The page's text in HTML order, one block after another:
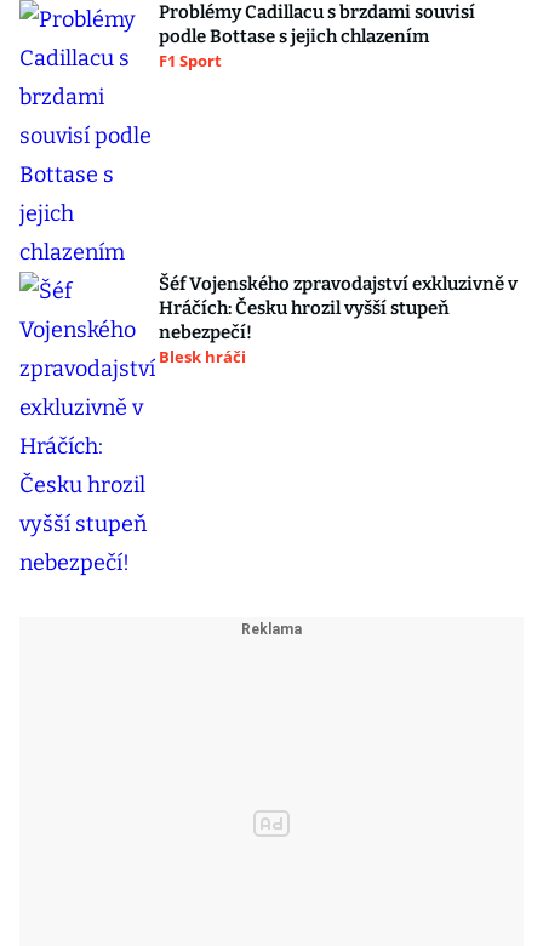
Problémy Cadillacu s brzdami souvisí
podle Bottase s jejich chlazením
F1 Sport
Šéf Vojenského zpravodajství exkluzivně v
Hráčích: Česku hrozil vyšší stupeň
nebezpečí!
Blesk hráči